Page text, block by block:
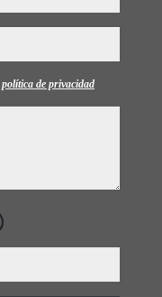
política de privacidad